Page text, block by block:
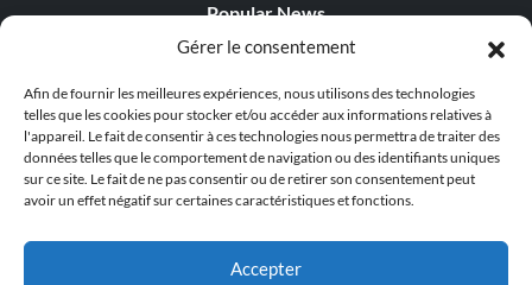
Gérer le consentement
Afin de fournir les meilleures expériences, nous utilisons des technologies
telles que les cookies pour stocker et/ou accéder aux informations relatives à
l'appareil. Le fait de consentir à ces technologies nous permettra de traiter des
données telles que le comportement de navigation ou des identifiants uniques
sur ce site. Le fait de ne pas consentir ou de retirer son consentement peut
avoir un effet négatif sur certaines caractéristiques et fonctions.
Accepter
Popular News
Popular Editorials
Popular Free Games
LATEST UPDATES